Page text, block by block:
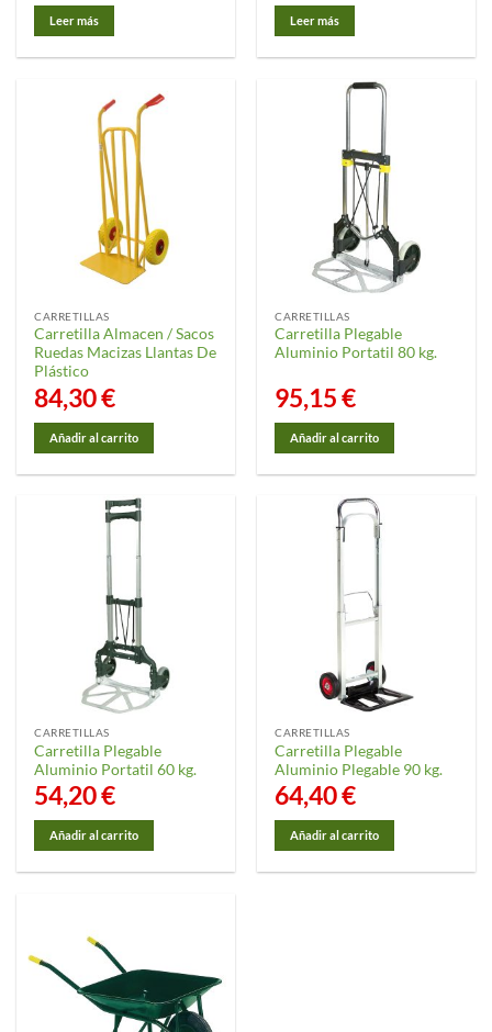
Leer más Leer más
CARRETILLAS
Carretilla Almacen / Sacos
Ruedas Macizas Llantas De
Plástico
84,30€
Añadir al carrito
CARRETILLAS
Carretilla Plegable
Aluminio Portatil 80 kg.
95,15€
Añadir al carrito
CARRETILLAS
Carretilla Plegable
Aluminio Portatil 60 kg.
54,20€
Añadir al carrito
CARRETILLAS
Carretilla Plegable
Aluminio Plegable 90 kg.
64,40€
Añadir al carrito